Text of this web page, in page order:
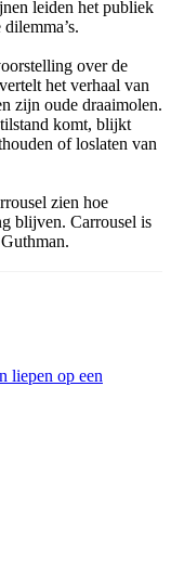
leiden het publiek
over de
het verhaal van
zijn oude draaimolen.
komt, blijkt
of loslaten van
zien hoe
blijven. Carrousel is
liepen op een